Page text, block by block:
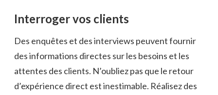
Interroger vos clients
Des enquêtes et des interviews peuvent fournir
des informations directes sur les besoins et les
attentes des clients. N’oubliez pas que le retour
d’expérience direct est inestimable. Réalisez des